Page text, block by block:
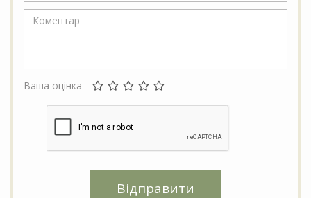
Ваша оцінка
Відправити